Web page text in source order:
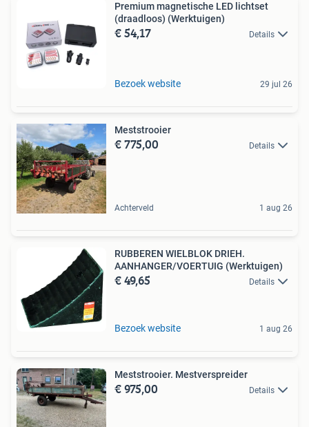
Premium magnetische LED lichtset
(draadloos) (Werktuigen)
€ 54,17 Details
Bezoek website 29 jul 26
Meststrooier
€ 775,00 Details
Achterveld 1 aug 26
RUBBEREN WIELBLOK DRIEH.
AANHANGER/VOERTUIG (Werktuigen)
€ 49,65 Details
Bezoek website 1 aug 26
Meststrooier. Mestverspreider
€ 975,00 Details